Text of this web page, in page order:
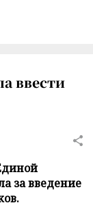
ввести
за введение